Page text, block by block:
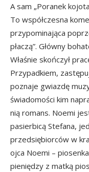
A sam „Poranek
To współczesna
przypominająca
płaczą”. Główny
Właśnie skończył
Przypadkiem,
poznaje gwiazdę
świadomości kim
nią romans. Noemi
pasierbicą Stefana,
przedsiębiorców w
ojca Noemi –
pieniędzy z matką